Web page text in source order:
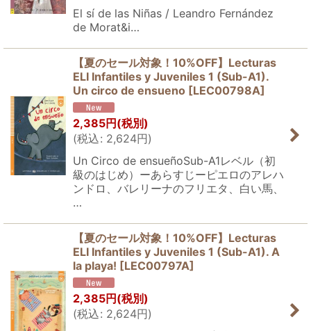
El sí de las Niñas / Leandro Fernández
de Morat&i…
【夏のセール対象！10%OFF】Lecturas
ELI Infantiles y Juveniles 1 (Sub-A1).
Un circo de ensueno [LEC00798A]
2,385円(税別)
(税込: 2,624円)
Un Circo de ensueñoSub-A1レベル（初
級のはじめ）ーあらすじーピエロのアレハ
ンドロ、バレリーナのフリエタ、白い馬、
…
【夏のセール対象！10%OFF】Lecturas
ELI Infantiles y Juveniles 1 (Sub-A1). A
la playa! [LEC00797A]
2,385円(税別)
(税込: 2,624円)